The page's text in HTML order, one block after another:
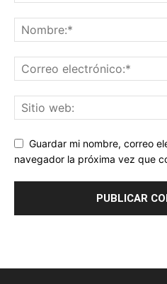
Guardar mi nombre, correo
navegador la próxima vez que